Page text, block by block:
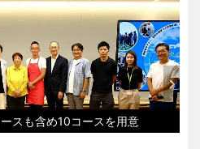
スも含め10コースを用意